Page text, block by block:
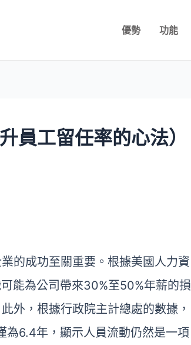
優勢 功能
員工留任率的心法）
的成功至關重要。根據美國人力資
能為公司帶來30%至50%年薪的損
外，根據行政院主計總處的數據，
為6.4年，顯示人員流動仍然是一項